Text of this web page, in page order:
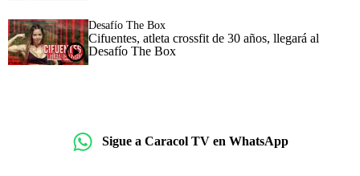
Desafío The Box
Cifuentes, atleta crossfit de 30 años, llegará al
Desafío The Box
Sigue a Caracol TV en WhatsApp